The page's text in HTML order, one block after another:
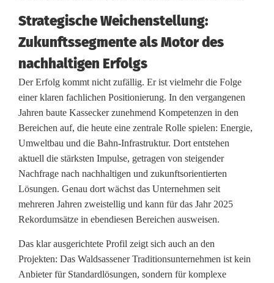
m
i
n
b
e
w
e
g
t
e
n
Z
Strategische Weichenstellung:
Zukunftssegmente als Motor des
nachhaltigen Erfolgs
Der Erfolg kommt nicht zufällig. Er ist vielmehr die Folge
einer klaren fachlichen Positionierung. In den vergangenen
Jahren baute Kassecker zunehmend Kompetenzen in den
Bereichen auf, die heute eine zentrale Rolle spielen: Energie,
Umweltbau und die Bahn-Infrastruktur. Dort entstehen
aktuell die stärksten Impulse, getragen von steigender
Nachfrage nach nachhaltigen und zukunftsorientierten
Lösungen. Genau dort wächst das Unternehmen seit
mehreren Jahren zweistellig und kann für das Jahr 2025
Rekordumsätze in ebendiesen Bereichen ausweisen.
Das klar ausgerichtete Profil zeigt sich auch an den
Projekten: Das Waldsassener Traditionsunternehmen ist kein
Anbieter für Standardlösungen, sondern für komplexe